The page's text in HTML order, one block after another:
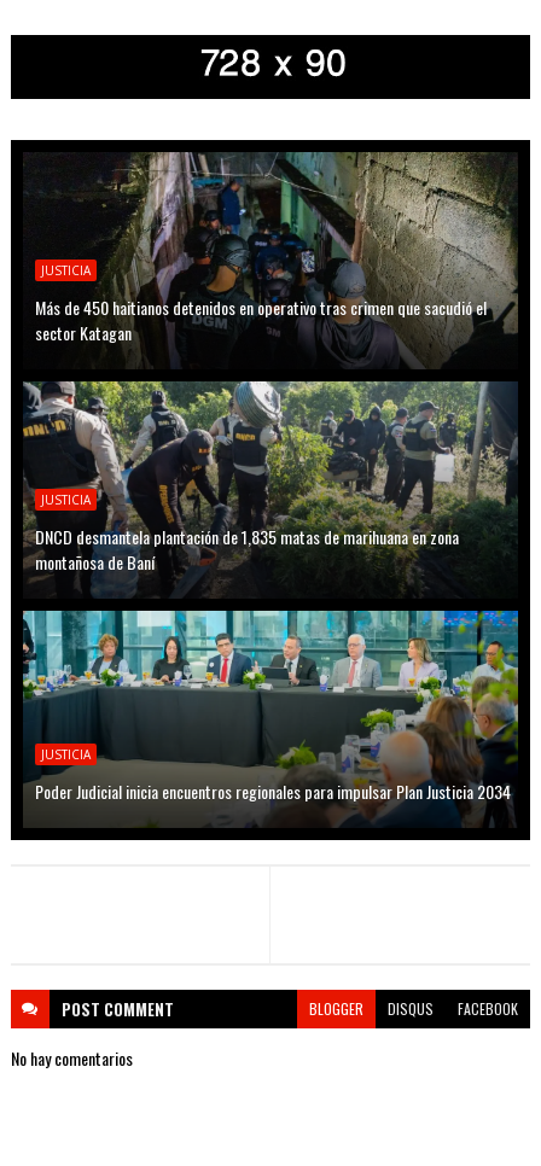
JUSTICIA
Más de 450 haitianos detenidos en operativo tras crimen que sacudió el
sector Katagan
JUSTICIA
DNCD desmantela plantación de 1,835 matas de marihuana en zona
montañosa de Baní
JUSTICIA
Poder Judicial inicia encuentros regionales para impulsar Plan Justicia 2034
POST COMMENT BLOGGER DISQUS FACEBOOK
No hay comentarios